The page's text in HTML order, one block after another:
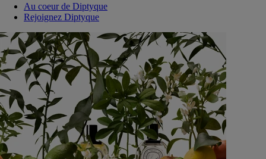
Au coeur de Diptyque
Rejoignez Diptyque